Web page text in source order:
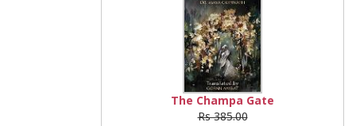
The Champa Gate
Rs 385.00